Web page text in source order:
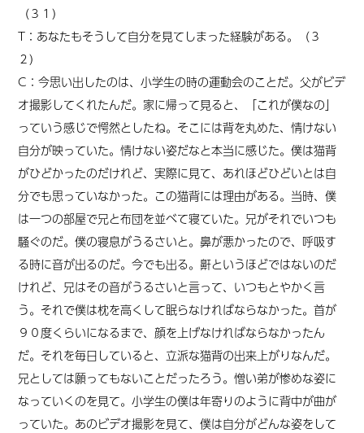
（３１）
T：あなたもそうして自分を見てしまった経験がある。（３
２）
C：今思い出したのは、小学生の時の運動会のことだ。父がビデ
オ撮影してくれたんだ。家に帰って見ると、「これが僕なの」
っていう感じで愕然としたね。そこには背を丸めた、情けない
自分が映っていた。情けない姿だなと本当に感じた。僕は猫背
がひどかったのだけれど、実際に見て、あれほどひどいとは自
分でも思っていなかった。この猫背には理由がある。当時、僕
は一つの部屋で兄と布団を並べて寝ていた。兄がそれでいつも
騒ぐのだ。僕の寝息がうるさいと。鼻が悪かったので、呼吸す
る時に音が出るのだ。今でも出る。鼾というほどではないのだ
けれど、兄はその音がうるさいと言って、いつもとやかく言
う。それで僕は枕を高くして眠らなければならなかった。首が
９０度くらいになるまで、顔を上げなければならなかったん
だ。それを毎日していると、立派な猫背の出来上がりなんだ。
兄としては願ってもないことだったろう。憎い弟が惨めな姿に
なっていくのを見て。小学生の僕は年寄りのように背中が曲が
っていた。あのビデオ撮影を見て、僕は自分がどんな姿をして